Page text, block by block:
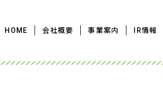
HOME 会社概要 事業案内 IR情報